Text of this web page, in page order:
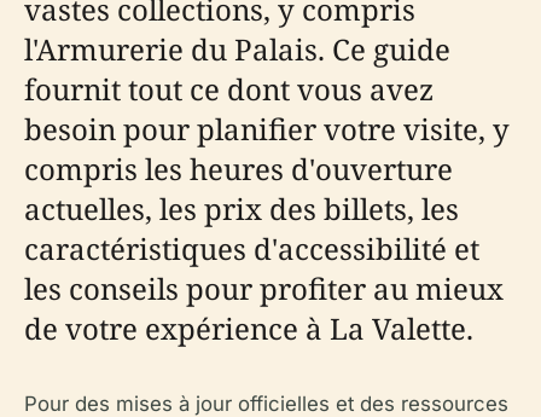
vastes collections, y compris
l'Armurerie du Palais. Ce guide
fournit tout ce dont vous avez
besoin pour planifier votre visite, y
compris les heures d'ouverture
actuelles, les prix des billets, les
caractéristiques d'accessibilité et
les conseils pour profiter au mieux
de votre expérience à La Valette.
Pour des mises à jour officielles et des ressources